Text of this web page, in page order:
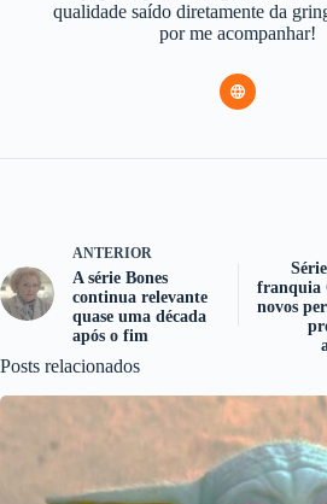
qualidade saído diretamente da
por me acompanhar!
ANTERIOR
A série Bones
continua relevante
quase uma década
após o fim
franquia
novos
Posts relacionados